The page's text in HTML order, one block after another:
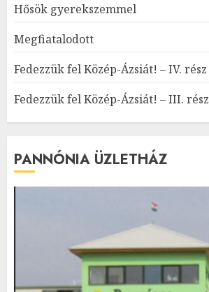
Hősök gyerekszemmel
Megfiatalodott
Fedezzük fel Közép-Ázsiát! – IV. rész
Fedezzük fel Közép-Ázsiát! – III. rész
PANNÓNIA ÜZLETHÁZ